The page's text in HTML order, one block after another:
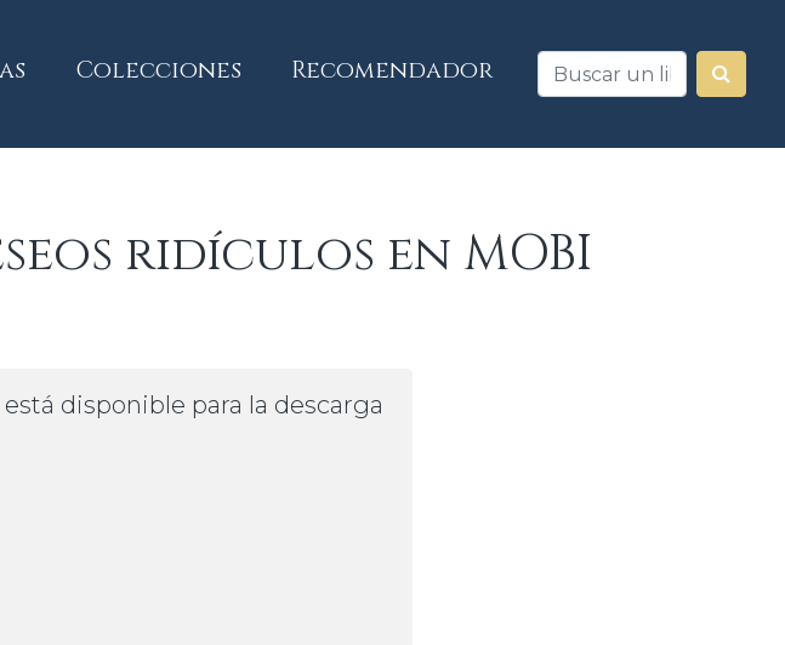
Colecciones Recomendador
ridículos en MOBI
disponible para la descarga